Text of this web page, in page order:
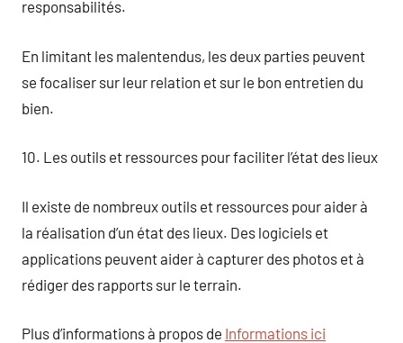
responsabilités.
En limitant les malentendus, les deux parties peuvent
se focaliser sur leur relation et sur le bon entretien du
bien.
10. Les outils et ressources pour faciliter l’état des lieux
Il existe de nombreux outils et ressources pour aider à
la réalisation d’un état des lieux. Des logiciels et
applications peuvent aider à capturer des photos et à
rédiger des rapports sur le terrain.
Plus d’informations à propos de Informations ici